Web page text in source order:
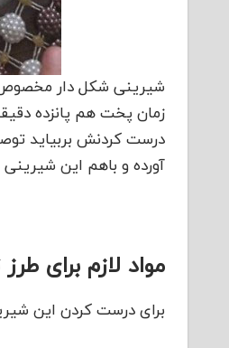
شیرینی شکل دار مخصوص
زمان پخت هم پانزده
درست کردنش بربیاید
آورده و باهم این
مواد لازم برای
برای درست کردن این